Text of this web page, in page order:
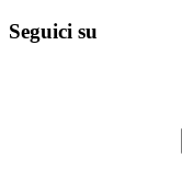
Seguici su